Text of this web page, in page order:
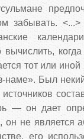
забывать.
когда
тот или
наме». Был
— он дает
он не является
его